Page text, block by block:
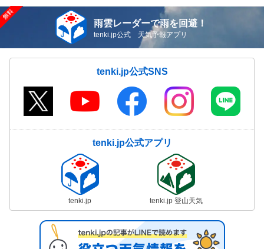
雨雲レーダーで雨を回避！
tenki.jp公式 天気予報アプリ
tenki.jp公式SNS
tenki.jp公式アプリ
tenki.jp tenki.jp 登山天気